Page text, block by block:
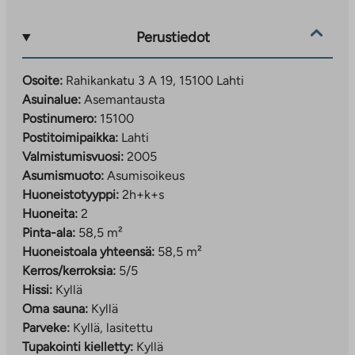
Perustiedot
Osoite: Rahikankatu 3 A 19, 15100 Lahti
Asuinalue: Asemantausta
Postinumero: 15100
Postitoimipaikka: Lahti
Valmistumisvuosi: 2005
Asumismuoto: Asumisoikeus
Huoneistotyyppi: 2h+k+s
Huoneita: 2
Pinta-ala: 58,5 m²
Huoneistoala yhteensä: 58,5 m²
Kerros/kerroksia: 5/5
Hissi: Kyllä
Oma sauna: Kyllä
Parveke: Kyllä, lasitettu
Tupakointi kielletty: Kyllä